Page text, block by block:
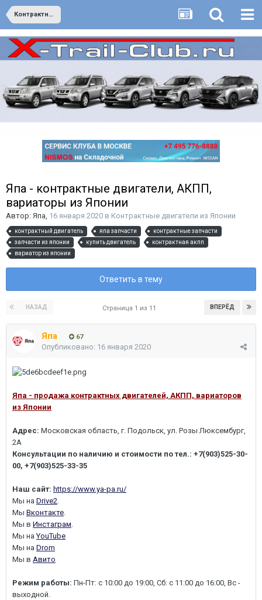
Контрактные двигатели из Японии
Япа - контрактные двигатели, АКПП,
вариаторы из Японии
Автор: Япа 16 января 2020 в Контрактные двигатели из Японии
контрактный двигатель япа запчасти
контрактные запчасти
запчасти из японии
купить двигатель
контрактная акпп
вариатор из японии
Ответить в тему
НАЗАД ВПЕРЁД
Страница 1 из 11
Япа 67
Опубликовано: 16 января 2020
Япа - продажа контрактных двигателей, АКПП, вариаторов
из Японии
Адрес: Московская область, г. Подольск, ул. Розы Люксембург,
2А
Консультации по наличию и стоимости по тел.: +7(903)525-30-
00, +7(903)525-33-35
Наш сайт: https://www.ya-pa.ru/
Мы на Drive2.
Мы Вконтакте.
Мы в Инстаграм.
Мы наYouTube
Мы на Drom
Мы в Авито
Режим работы: Пн-Пт: с 10:00 до 19:00, Сб: с 11:00 до 16:00, Вс -
выходной.